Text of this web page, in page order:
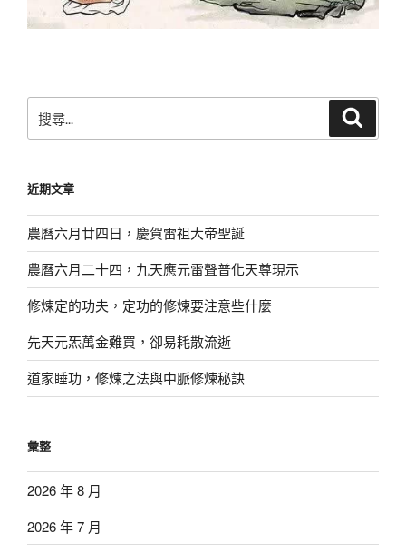
尋
字:
近期文章
農曆六月廿四日，慶賀雷祖大帝聖誕
農曆六月二十四，九天應元雷聲普化天尊現示
修煉定的功夫，定功的修煉要注意些什麼
先天元炁萬金難買，卻易耗散流逝
道家睡功，修煉之法與中脈修煉秘訣
彙整
2026 年 8 月
2026 年 7 月